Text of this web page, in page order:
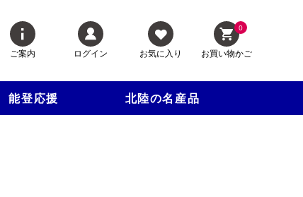
ご案内 ログイン お気に入り
0
お買い物かご
能登応援 北陸の名産品